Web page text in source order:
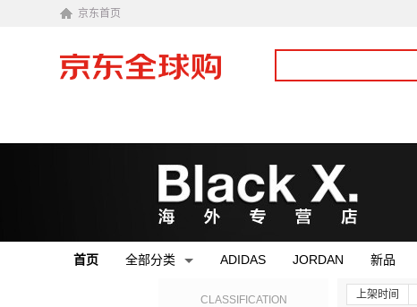
京东首页
首页 全部分类 ADIDAS JORDAN 新品
CLASSIFICATION 上架时间